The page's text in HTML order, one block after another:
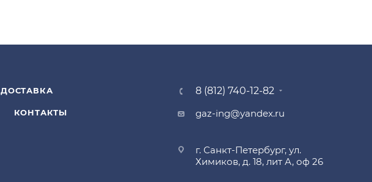
ДОСТАВКА
КОНТАКТЫ
8 (812) 740-12-82
gaz-ing@yandex.ru
г. Санкт-Петербург, ул.
Химиков, д. 18, лит А, оф 26